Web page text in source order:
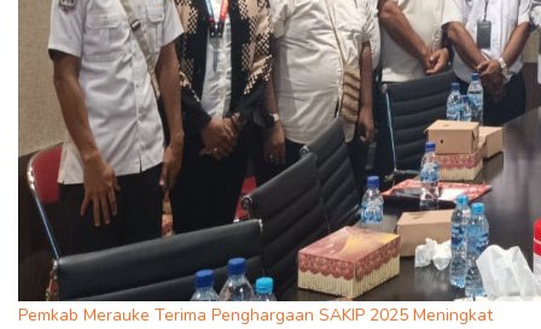
Pemkab Merauke Terima Penghargaan SAKIP 2025 Meningkat